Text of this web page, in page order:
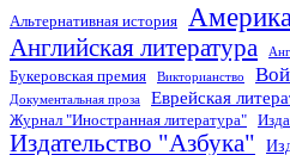
Альтернативная история
Английская литература
Букеровская премия
Викторианство
Документальная проза Еврейская
Журнал "Иностранная литература"
Издательство "Азбука"